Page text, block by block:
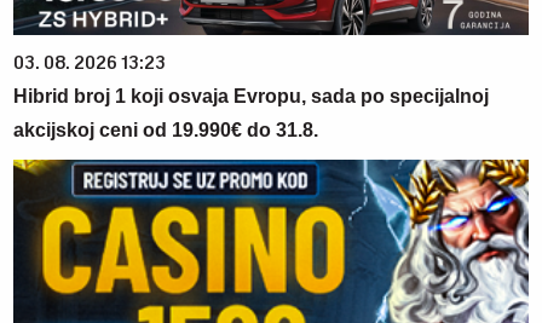
03. 08. 2026 13:23
Hibrid broj 1 koji osvaja Evropu, sada po specijalnoj
akcijskoj ceni od 19.990€ do 31.8.